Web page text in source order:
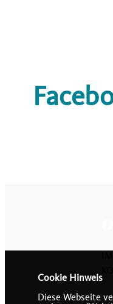
Cookie Hinweis
Diese Webseite